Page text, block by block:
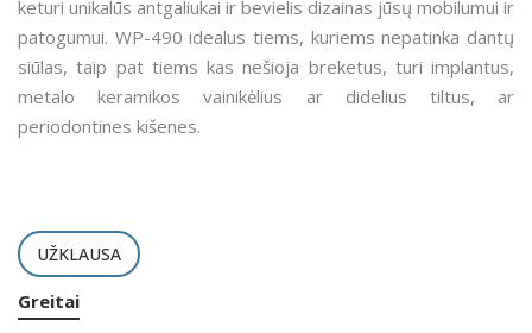
keturi unikalūs antgaliukai ir bevielis dizainas jūsų mobilumui ir
patogumui. WP-490 idealus tiems, kuriems nepatinka dantų
siūlas, taip pat tiems kas nešioja breketus, turi implantus,
metalo keramikos vainikėlius ar didelius tiltus, ar
periodontines kišenes.
UŽKLAUSA
Greitai